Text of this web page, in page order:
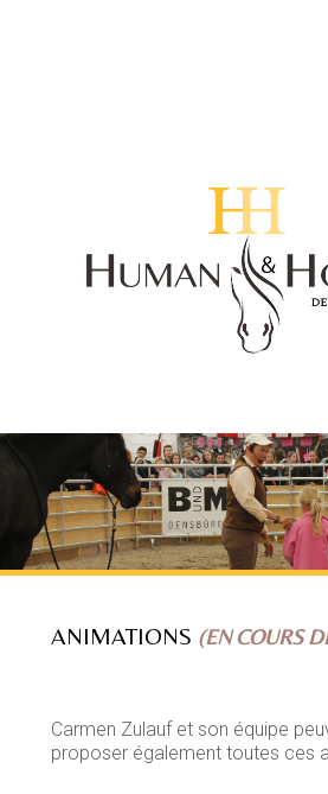
ANIMATIONS (EN COURS
Carmen Zulauf et son équipe
proposer également toutes ces